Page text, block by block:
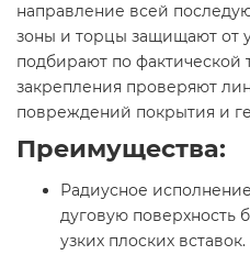
направление всей
зоны и торцы защищают от
подбирают по
закрепления проверяют
повреждений покрытия и
Преимущества:
Радиусное
дуговую поверхность
узких плоских вставок.